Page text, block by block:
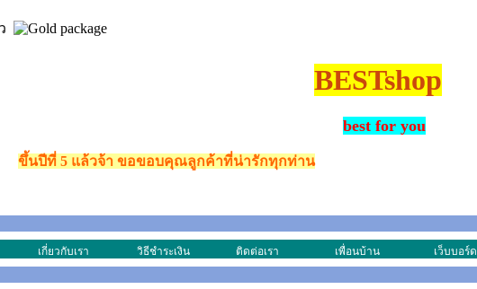
BESTshop
best for you
ขึ้นปีที่ 5 แล้วจ้า ขอขอบคุณลูกค้าที่น่ารักทุกท่าน
เกี่ยวกับเรา วิธีชำระเงิน ติดต่อเรา เพื่อนบ้าน เว็บบอร์ด